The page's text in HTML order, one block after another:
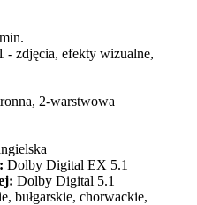
- zdjęcia, efekty wizualne,
2-warstwowa
Dolby Digital EX 5.1
Dolby Digital 5.1
bułgarskie, chorwackie,